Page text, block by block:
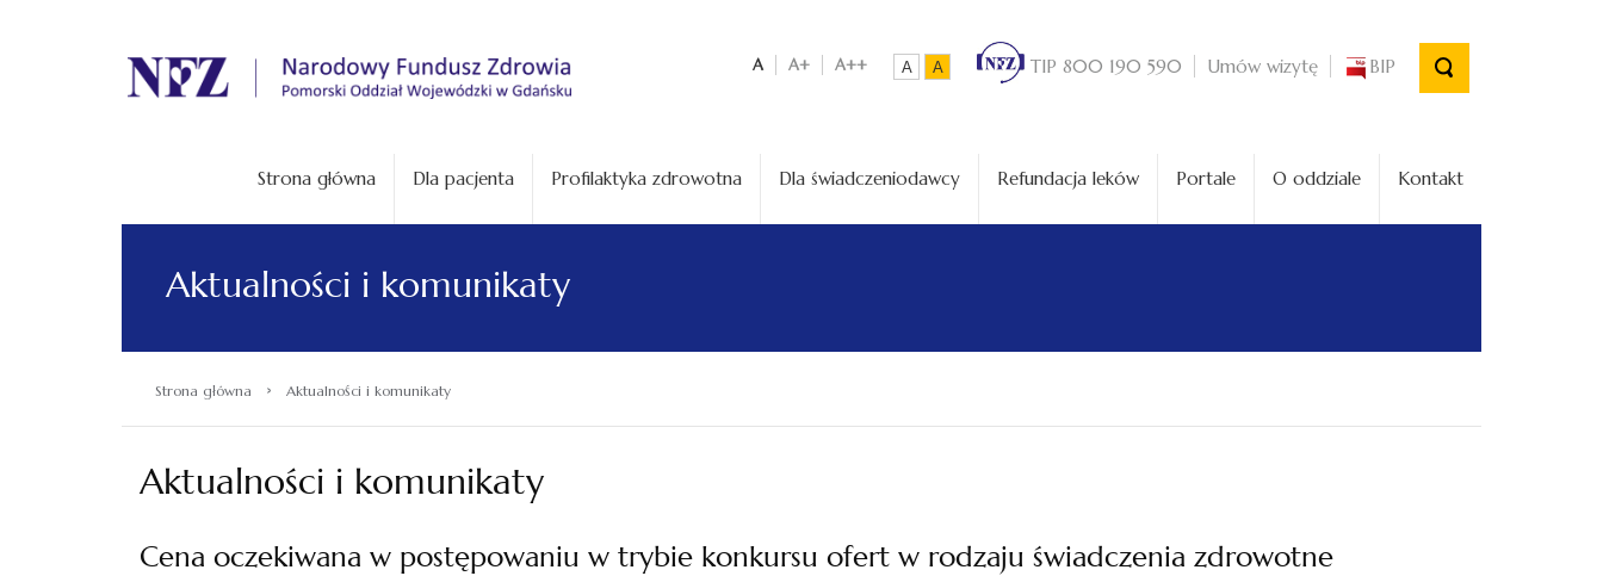
. A A+ A++ A A TIP 800 190 590 Umów wizytę BIP
Strona główna Dla pacjenta Profilaktyka zdrowotna Dla świadczeniodawcy Refundacja leków Portale O oddziale Kontakt
Aktualności i komunikaty
Strona główna › Aktualności i komunikaty
Aktualności i komunikaty
Cena oczekiwana w postępowaniu w trybie konkursu ofert w rodzaju świadczenia zdrowotne